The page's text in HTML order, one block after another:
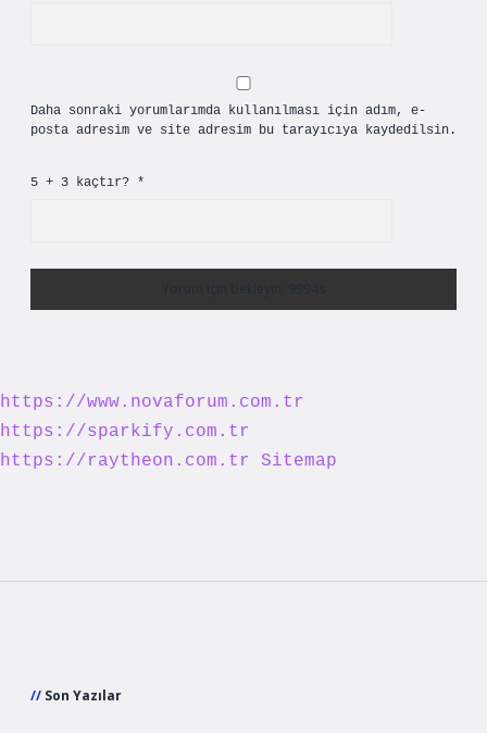
Daha sonraki yorumlarımda kullanılması için adım, e-
posta adresim ve site adresim bu tarayıcıya kaydedilsin.
5 + 3 kaçtır? *
https://www.novaforum.com.tr
https://sparkify.com.tr
https://raytheon.com.tr
Sitemap
Son Yazılar